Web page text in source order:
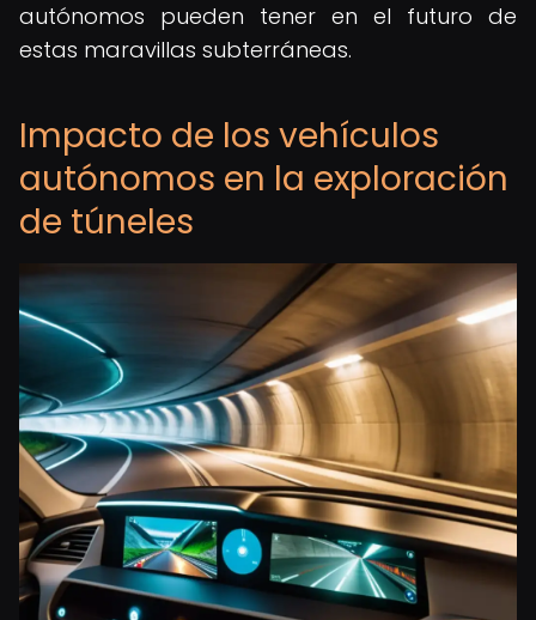
autónomos pueden tener en el futuro de
estas maravillas subterráneas.
Impacto de los vehículos
autónomos en la exploración
de túneles